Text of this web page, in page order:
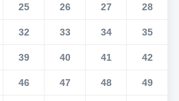
25 26 27 28
32 33 34 35
39 40 41 42
46 47 48 49